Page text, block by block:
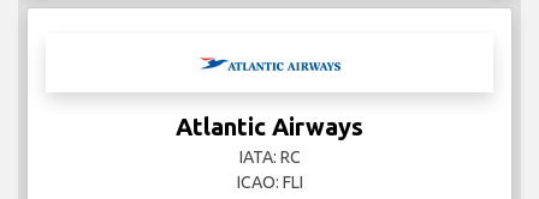
Atlantic Airways
IATA: RC
ICAO: FLI